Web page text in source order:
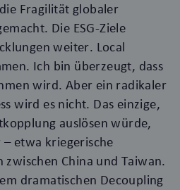
Fragilität globaler
Die ESG-Ziele
weiter. Local
Ich bin überzeugt, dass
wird. Aber ein radikaler
wird es nicht. Das einzige,
auslösen würde,
etwa kriegerische
zwischen China und Taiwan.
dramatischen Decoupling